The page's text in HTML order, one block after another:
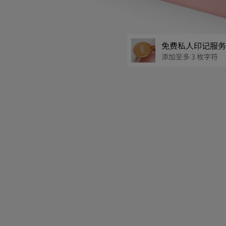
免费私人印记服务
添加至多 3 枚字符